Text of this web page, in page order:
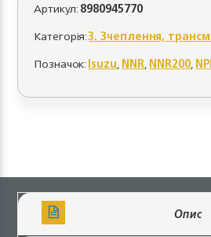
Артикул:8980945770
Категорія:3. Зчеплення,
Позначок:Isuzu,NNR,NNR200,
Опис